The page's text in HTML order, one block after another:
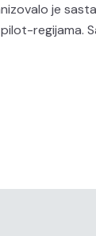
je
regijama.